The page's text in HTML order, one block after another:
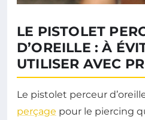
LE PISTOLET
D’OREILLE : À
UTILISER AVEC
Le pistolet perceur
perçage pour le piercing